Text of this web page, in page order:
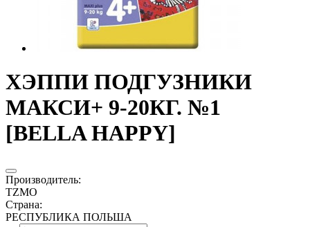
ХЭППИ ПОДГУЗНИКИ
МАКСИ+ 9-20КГ. №1
[BELLA HAPPY]
Производитель:
TZMO
Страна:
РЕСПУБЛИКА ПОЛЬША